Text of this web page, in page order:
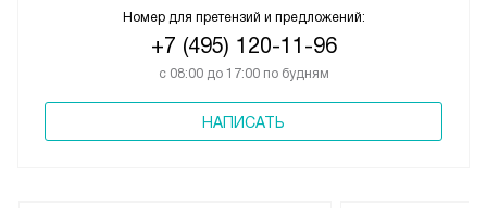
Номер для претензий и предложений:
+7 (495) 120-11-96
с 08:00 до 17:00 по будням
НАПИСАТЬ